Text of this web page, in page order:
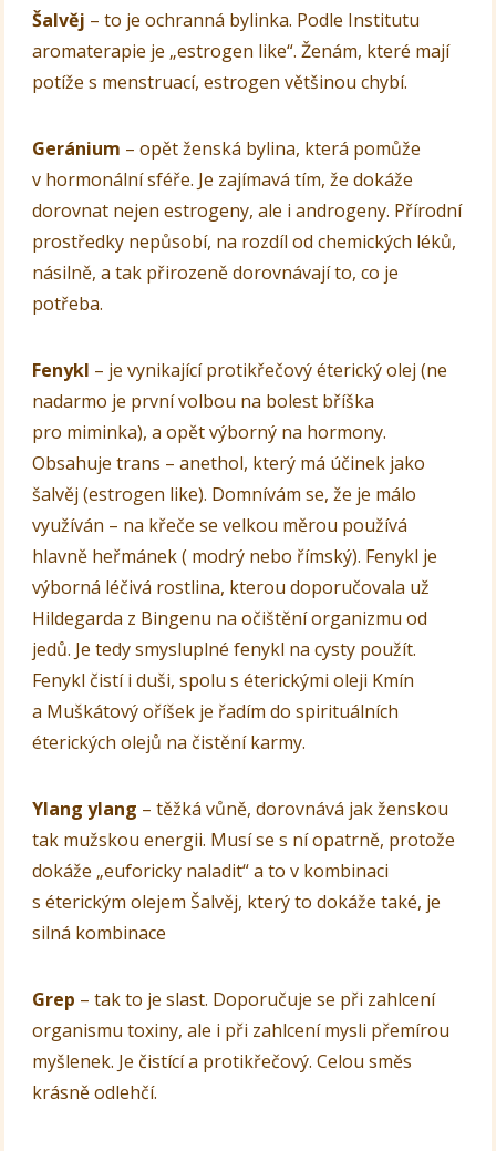
Šalvěj – to je ochranná bylinka. Podle Institutu
aromaterapie je „estrogen like“. Ženám, které mají
potíže s menstruací, estrogen většinou chybí.
Geránium – opět ženská bylina, která pomůže
v hormonální sféře. Je zajímavá tím, že dokáže
dorovnat nejen estrogeny, ale i androgeny. Přírodní
prostředky nepůsobí, na rozdíl od chemických léků,
násilně, a tak přirozeně dorovnávají to, co je
potřeba.
Fenykl – je vynikající protikřečový éterický olej (ne
nadarmo je první volbou na bolest bříška
pro miminka), a opět výborný na hormony.
Obsahuje trans – anethol, který má účinek jako
šalvěj (estrogen like). Domnívám se, že je málo
využíván – na křeče se velkou měrou používá
hlavně heřmánek ( modrý nebo římský). Fenykl je
výborná léčivá rostlina, kterou doporučovala už
Hildegarda z Bingenu na očištění organizmu od
jedů. Je tedy smysluplné fenykl na cysty použít.
Fenykl čistí i duši, spolu s éterickými oleji Kmín
a Muškátový oříšek je řadím do spirituálních
éterických olejů na čistění karmy.
Ylang ylang – těžká vůně, dorovnává jak ženskou
tak mužskou energii. Musí se s ní opatrně, protože
dokáže „euforicky naladit“ a to v kombinaci
s éterickým olejem Šalvěj, který to dokáže také, je
silná kombinace
Grep – tak to je slast. Doporučuje se při zahlcení
organismu toxiny, ale i při zahlcení mysli přemírou
myšlenek. Je čistící a protikřečový. Celou směs
krásně odlehčí.